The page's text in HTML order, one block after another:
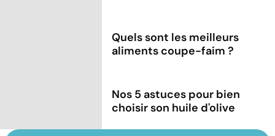
Quels sont les meilleurs
aliments coupe-faim ?
Nos 5 astuces pour bien
choisir son huile d'olive